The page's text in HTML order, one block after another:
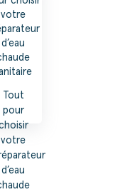
Tout
pour
votre
d’eau